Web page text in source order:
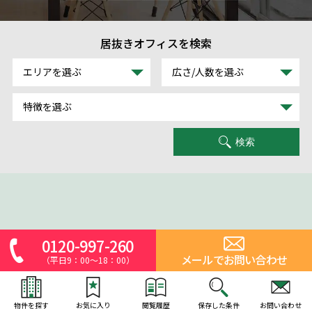
居抜きオフィスを検索
エリアを選ぶ 広さ/人数を選ぶ
特徴を選ぶ
検索
0120-997-260
（平日9：00～18：00） メールでお問い合わせ
物件を探す お気に入り 閲覧履歴 保存した条件 お問い合わせ